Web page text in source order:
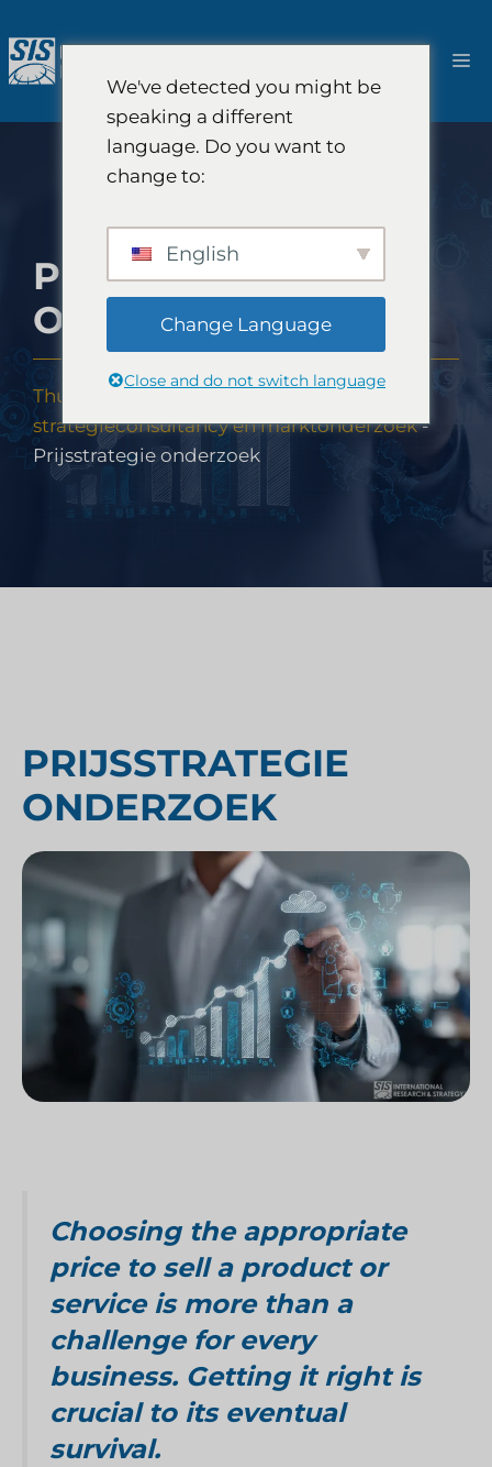
naar
de
PRIJSSTRATEGIE
ONDERZOEK
Thuis
strategieconsultancy en marktonderzoek-
Prijsstrategie onderzoek
PRIJSSTRATEGIE
ONDERZOEK
Choosing the appropriate
price to sell a product or
service is more than a
challenge for every
business. Getting it right is
crucial to its eventual
survival.
We've detected you might be
speaking a different
language. Do you want to
change to:
English
Change Language
Close and do not switch language